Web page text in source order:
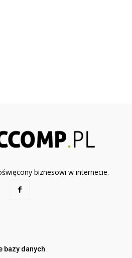
biznesowi w internecie.
bazy danych